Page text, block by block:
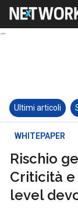
Ultimi articoli
WHITEPAPER
Rischio
Criticità
level